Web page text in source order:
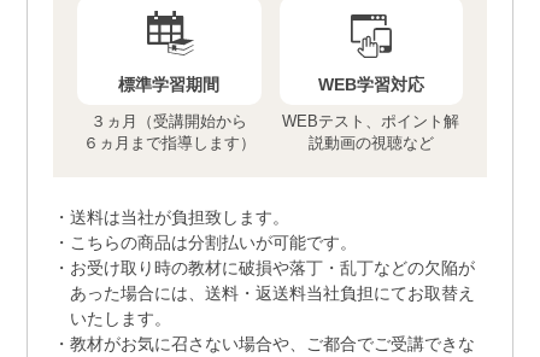
標準学習期間
３ヵ月（受講開始から
６ヵ月まで指導します）
WEB学習対応
WEBテスト、ポイント解
説動画の視聴など
送料は当社が負担致します。
こちらの商品は分割払いが可能です。
お受け取り時の教材に破損や落丁・乱丁などの欠陥が
あった場合には、送料・返送料当社負担にてお取替え
いたします。
教材がお気に召さない場合や、ご都合でご受講できな